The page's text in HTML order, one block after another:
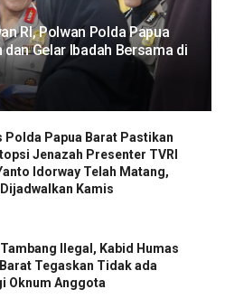
RI, Polwan Polda Papua
dan Gelar Ibadah Bersama di
Polda Papua Barat Pastikan
Jenazah Presenter TVRI
Idorway Telah Matang,
Kamis
Ilegal, Kabid Humas
Tegaskan Tidak ada
Oknum Anggota